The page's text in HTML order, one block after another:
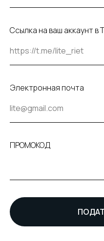
Ссылка на ваш аккаунт в
Электронная почта
ПРОМОКОД